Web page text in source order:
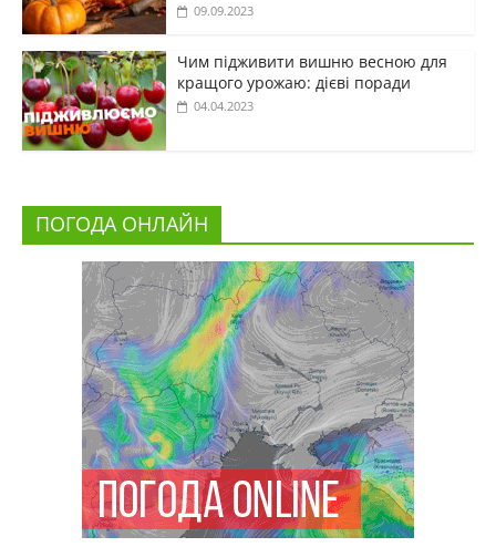
09.09.2023
Чим підживити вишню весною для
кращого урожаю: дієві поради
04.04.2023
ПОГОДА ОНЛАЙН